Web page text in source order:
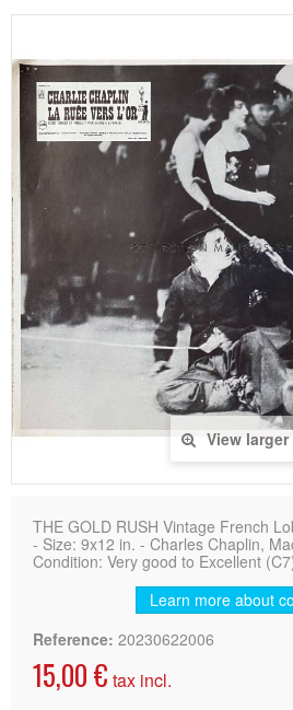
View larger
THE GOLD RUSH Vintage French
- Size: 9x12 in. - Charles Chaplin,
Condition: Very good to Excellent
Learn more about
Reference: 20230622006
15,00 € tax incl.